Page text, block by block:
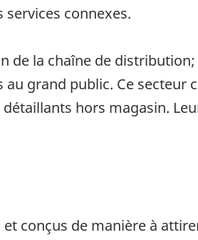
connexes.
de la chaîne de
grand public. Ce secteur
hors magasin.
conçus de manière à